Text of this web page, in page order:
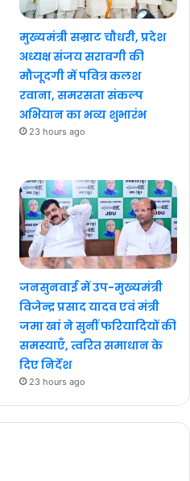
मुख्यमंत्री सम्राट चौधरी, प्रदेश
अध्यक्ष संजय सरावगी की
मौजूदगी में पवित्र कलश
रवाना, समरसता संकल्प
अभियान का भव्य शुभारंभ
23 hours ago
जनसुनवाई में उप-मुख्यमंत्री
विजेन्द्र प्रसाद यादव एवं मंत्री
जमा खां ने सुनीं फरियादियों की
समस्याएँ, त्वरित समाधान के
दिए निर्देश
23 hours ago